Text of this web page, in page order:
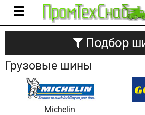
Подбор
Грузовые шины
Michelin